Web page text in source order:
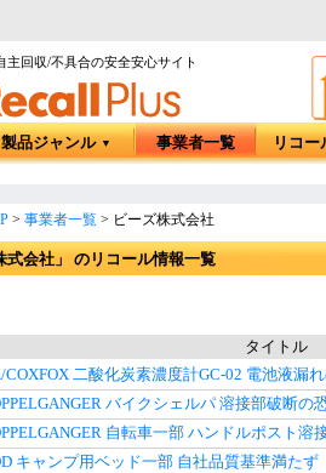
主回収/不具合の安全安心サイト
製品ジャンル ▼ 事業者一覧 リコー
> 事業者一覧> ビーズ株式会社
式会社」 のリコール情報一覧
タイトル
COXFOX 二酸化炭素濃度計GC-02 電池液漏
バイクシェルパ 溶接部破断の
自転車一部 ハンドルポスト溶
キャンプ用ベッド一部 自社品質基準満たず